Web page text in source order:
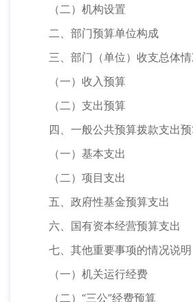
（二）机构设置
二、部门预算单位构成
三、部门（单位）收支总体情
（一）收入预算
（二）支出预算
四、一般公共预算拨款支出预
（一）基本支出
（二）项目支出
五、政府性基金预算支出
六、国有资本经营预算支出
七、其他重要事项的情况说明
（一）机关运行经费
（二）“三公”经费预算